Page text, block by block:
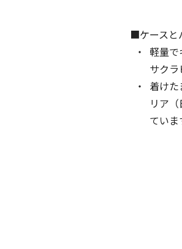
■ケースと
軽量
サクラ
着け
リア
ていま